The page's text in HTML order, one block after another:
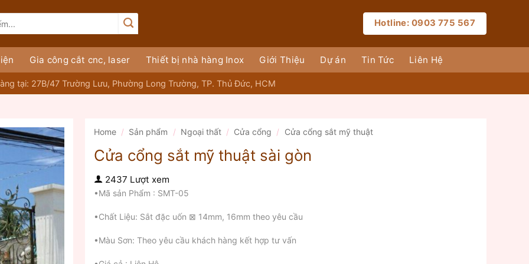
Hotline: 0903 775 567
Gia công cắt cnc, laser Thiết bị nhà hàng Inox Giới Thiệu Dự án Tin Tức Liên Hệ
tại: 27B/47 Trường Lưu, Phường Long Trường, TP. Thủ Đức, HCM
Home / Sản phẩm / Ngoại thất / Cửa cổng / Cửa cổng sắt mỹ thuật
Cửa cổng sắt mỹ thuật sài gòn
2437 Lượt xem
•Mã sản Phẩm : SMT-05
•Chất Liệu: Sắt đặc uốn ⊠ 14mm, 16mm theo yêu cầu
•Màu Sơn: Theo yêu cầu khách hàng kết hợp tư vấn